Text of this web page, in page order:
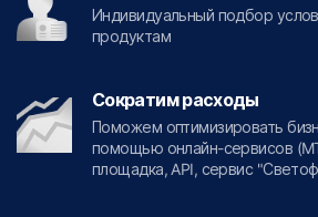
Индивидуальный подбор
продуктам
Сократим расходы
Поможем оптимизировать
помощью онлайн-сервисов
площадка, API, сервис